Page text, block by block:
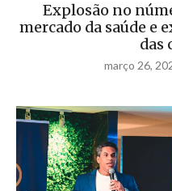
Explosão no
mercado da saúde e
das
março 26,